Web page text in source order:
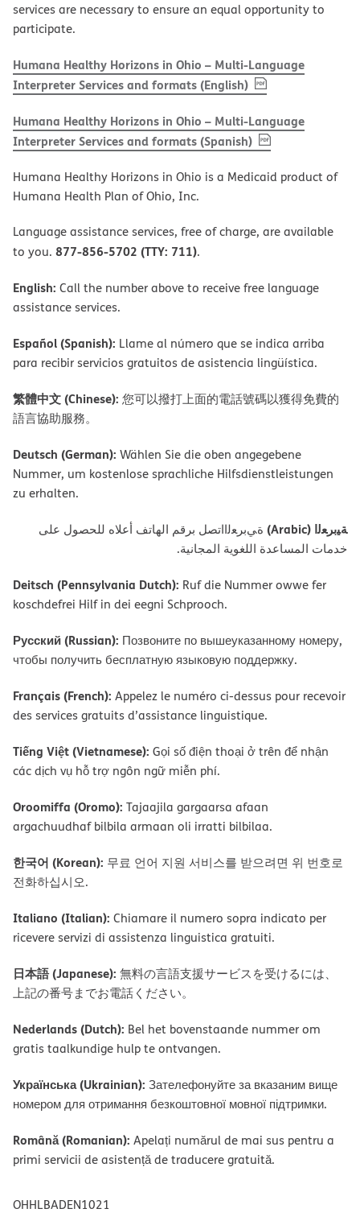
services are necessary to ensure an equal opportunity to
participate.
Humana Healthy Horizons in Ohio – Multi-Language
Interpreter Services and formats (English), PDF(opens in new
Humana Healthy Horizons in Ohio – Multi-Language
Interpreter Services and formats (Spanish), PDF(opens in new
Humana Healthy Horizons in Ohio is a Medicaid product of
Humana Health Plan of Ohio, Inc.
Language assistance services, free of charge, are available
to you. 877-856-5702 (TTY: 711).
English: Call the number above to receive free language
assistance services.
Español (Spanish): Llame al número que se indica arriba
para recibir servicios gratuitos de asistencia lingüística.
繁體中文 (Chinese): 您可以撥打上面的電話號碼以獲得免費的
語言協助服務。
Deutsch (German): Wählen Sie die oben angegebene
Nummer, um kostenlose sprachliche Hilfsdienstleistungen
zu erhalten.
ﺔﯿﺑﺮﻌﻟا (Arabic)
ةﻲﺑﺮﻌﻟااﺗﺼﻞ ﺑﺮﻗﻢ اﻟﮭﺎﺗﻒ أﻋﻼه ﻟﻠﺤﺼﻮل ﻋﻠﻰ
ﺧﺪﻣﺎت اﻟﻤﺴﺎﻋﺪة اﻟﻠﻐﻮﯾﺔ اﻟﻤﺠﺎﻧﯿﺔ.
Deitsch (Pennsylvania Dutch): Ruf die Nummer owwe fer
koschdefrei Hilf in dei eegni Schprooch.
Русский (Russian): Позвоните по вышеуказанному номеру,
чтобы получить бесплатную языковую поддержку.
Français (French): Appelez le numéro ci-dessus pour recevoir
des services gratuits d’assistance linguistique.
Tiếng Việt (Vietnamese): Gọi số điện thoại ở trên để nhận
các dịch vụ hỗ trợ ngôn ngữ miễn phí.
Oroomiffa (Oromo): Tajaajila gargaarsa afaan
argachuudhaf bilbila armaan oli irratti bilbilaa.
한국어 (Korean): 무료 언어 지원 서비스를 받으려면 위 번호로
전화하십시오.
Italiano (Italian): Chiamare il numero sopra indicato per
ricevere servizi di assistenza linguistica gratuiti.
日本語 (Japanese): 無料の言語支援サービスを受けるには、
上記の番号までお電話ください。
Nederlands (Dutch): Bel het bovenstaande nummer om
gratis taalkundige hulp te ontvangen.
Українська (Ukrainian): Зателефонуйте за вказаним вище
номером для отримання безкоштовної мовної підтримки.
Română (Romanian): Apelați numărul de mai sus pentru a
primi servicii de asistență de traducere gratuită.
OHHLBADEN1021